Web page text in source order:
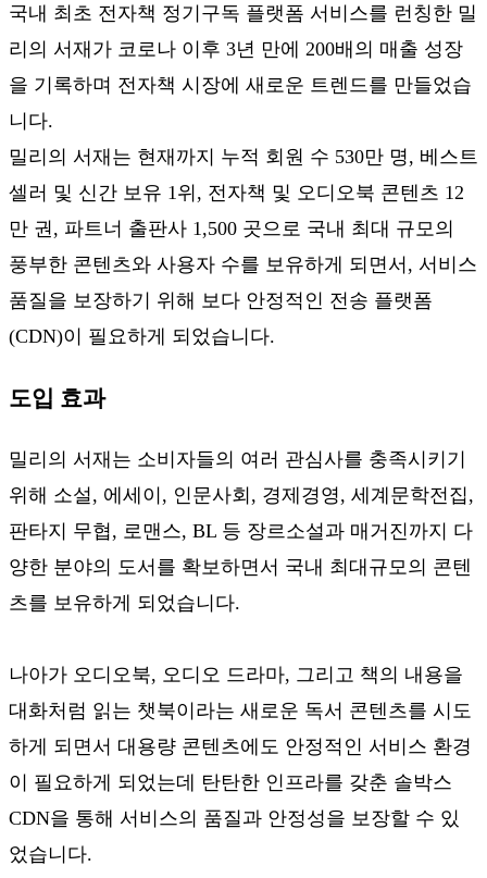
국내 최초 전자책 정기구독 플랫폼 서비스를 런칭한 밀
리의 서재가 코로나 이후 3년 만에 200배의 매출 성장
을 기록하며 전자책 시장에 새로운 트렌드를 만들었습
니다.
밀리의 서재는 현재까지 누적 회원 수 530만 명, 베스트
셀러 및 신간 보유 1위, 전자책 및 오디오북 콘텐츠 12
만 권, 파트너 출판사 1,500 곳으로 국내 최대 규모의
풍부한 콘텐츠와 사용자 수를 보유하게 되면서, 서비스
품질을 보장하기 위해 보다 안정적인 전송 플랫폼
(CDN)이 필요하게 되었습니다.
도입 효과
밀리의 서재는 소비자들의 여러 관심사를 충족시키기
위해 소설, 에세이, 인문사회, 경제경영, 세계문학전집,
판타지 무협, 로맨스, BL 등 장르소설과 매거진까지 다
양한 분야의 도서를 확보하면서 국내 최대규모의 콘텐
츠를 보유하게 되었습니다.
나아가 오디오북, 오디오 드라마, 그리고 책의 내용을
대화처럼 읽는 챗북이라는 새로운 독서 콘텐츠를 시도
하게 되면서 대용량 콘텐츠에도 안정적인 서비스 환경
이 필요하게 되었는데 탄탄한 인프라를 갖춘 솔박스
CDN을 통해 서비스의 품질과 안정성을 보장할 수 있
었습니다.